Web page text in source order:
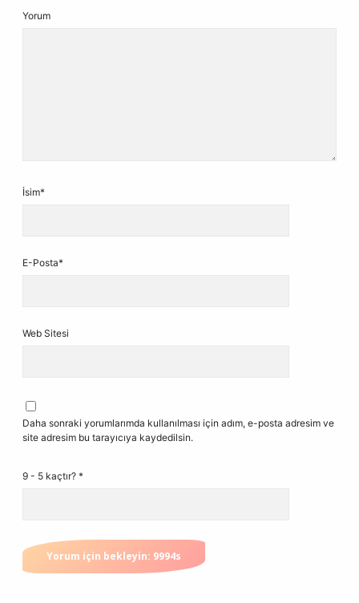
Yorum
İsim*
E-Posta*
Web Sitesi
Daha sonraki yorumlarımda kullanılması için adım, e-posta adresim ve
site adresim bu tarayıcıya kaydedilsin.
9 - 5 kaçtır? *